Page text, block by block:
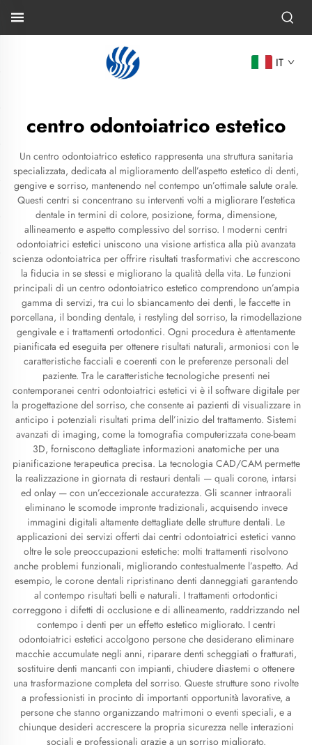
IT
centro odontoiatrico estetico
Un centro odontoiatrico estetico rappresenta una struttura sanitaria
specializzata, dedicata al miglioramento dell’aspetto estetico di denti,
gengive e sorriso, mantenendo nel contempo un’ottimale salute orale.
Questi centri si concentrano su interventi volti a migliorare l’estetica
dentale in termini di colore, posizione, forma, dimensione,
allineamento e aspetto complessivo del sorriso. I moderni centri
odontoiatrici estetici uniscono una visione artistica alla più avanzata
scienza odontoiatrica per offrire risultati trasformativi che accrescono
la fiducia in se stessi e migliorano la qualità della vita. Le funzioni
principali di un centro odontoiatrico estetico comprendono un’ampia
gamma di servizi, tra cui lo sbiancamento dei denti, le faccette in
porcellana, il bonding dentale, i restyling del sorriso, la rimodellazione
gengivale e i trattamenti ortodontici. Ogni procedura è attentamente
pianificata ed eseguita per ottenere risultati naturali, armoniosi con le
caratteristiche facciali e coerenti con le preferenze personali del
paziente. Tra le caratteristiche tecnologiche presenti nei
contemporanei centri odontoiatrici estetici vi è il software digitale per
la progettazione del sorriso, che consente ai pazienti di visualizzare in
anticipo i potenziali risultati prima dell’inizio del trattamento. Sistemi
avanzati di imaging, come la tomografia computerizzata cone-beam
3D, forniscono dettagliate informazioni anatomiche per una
pianificazione terapeutica precisa. La tecnologia CAD/CAM permette
la realizzazione in giornata di restauri dentali — quali corone, intarsi
ed onlay — con un’eccezionale accuratezza. Gli scanner intraorali
eliminano le scomode impronte tradizionali, acquisendo invece
immagini digitali altamente dettagliate delle strutture dentali. Le
applicazioni dei servizi offerti dai centri odontoiatrici estetici vanno
oltre le sole preoccupazioni estetiche: molti trattamenti risolvono
anche problemi funzionali, migliorando contestualmente l’aspetto. Ad
esempio, le corone dentali ripristinano denti danneggiati garantendo
al contempo risultati belli e naturali. I trattamenti ortodontici
correggono i difetti di occlusione e di allineamento, raddrizzando nel
contempo i denti per un effetto estetico migliorato. I centri
odontoiatrici estetici accolgono persone che desiderano eliminare
macchie accumulate negli anni, riparare denti scheggiati o fratturati,
sostituire denti mancanti con impianti, chiudere diastemi o ottenere
una trasformazione completa del sorriso. Queste strutture sono rivolte
a professionisti in procinto di importanti opportunità lavorative, a
persone che stanno organizzando matrimoni o eventi speciali, e a
chiunque desideri accrescere la propria sicurezza nelle interazioni
sociali e professionali grazie a un sorriso migliorato.